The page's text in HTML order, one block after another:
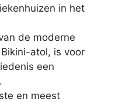
in het
de moderne
atol, is voor
een
en meest